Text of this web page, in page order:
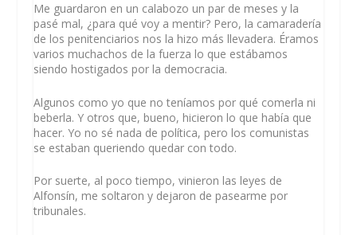
Me guardaron en un calabozo un par de meses y la
pasé mal, ¿para qué voy a mentir? Pero, la camaradería
de los penitenciarios nos la hizo más llevadera. Éramos
varios muchachos de la fuerza lo que estábamos
siendo hostigados por la democracia.
Algunos como yo que no teníamos por qué comerla ni
beberla. Y otros que, bueno, hicieron lo que había que
hacer. Yo no sé nada de política, pero los comunistas
se estaban queriendo quedar con todo.
Por suerte, al poco tiempo, vinieron las leyes de
Alfonsín, me soltaron y dejaron de pasearme por
tribunales.